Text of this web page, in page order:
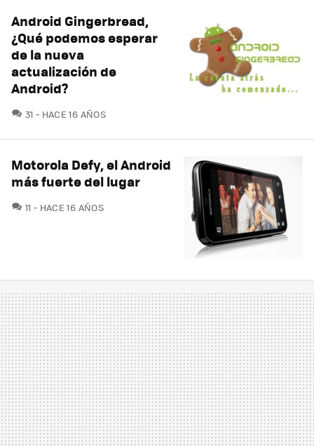
Android Gingerbread,
¿Qué podemos esperar
de la nueva
actualización de
Android?
31 COMENTARIOS
HACE 16 AÑOS
Motorola Defy, el Android
más fuerte del lugar
11 COMENTARIOS
HACE 16 AÑOS